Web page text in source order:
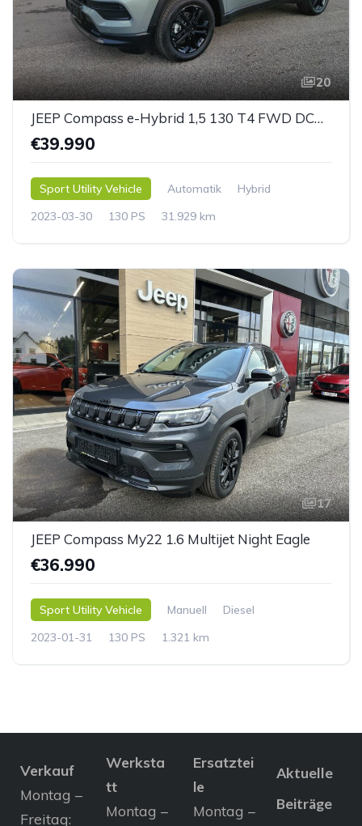
20
JEEP Compass e-Hybrid 1,5 130 T4 FWD DCT7 Upland
€39.990
Sport Utility Vehicle Automatik
Hybrid
2023-03-30
130 PS 31.929 km
17
JEEP Compass My22 1.6 Multijet Night Eagle
€36.990
Sport Utility Vehicle Manuell
Diesel
2023-01-31
130 PS 1.321 km
Verkauf
Montag –
Freitag:
Werksta
tt
Montag –
Ersatztei
le
Montag –
Aktuelle
Beiträge